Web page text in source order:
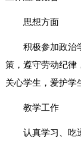
思想方面
积极参加政治
策，遵守劳动纪律
关心学生，爱护学
教学工作
认真学习、吃